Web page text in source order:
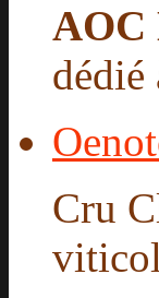
AOC
dédié
Cru